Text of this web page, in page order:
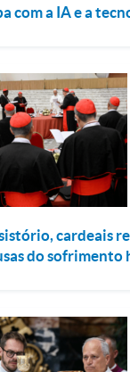
com a IA e a
cardeais
do sofrimento